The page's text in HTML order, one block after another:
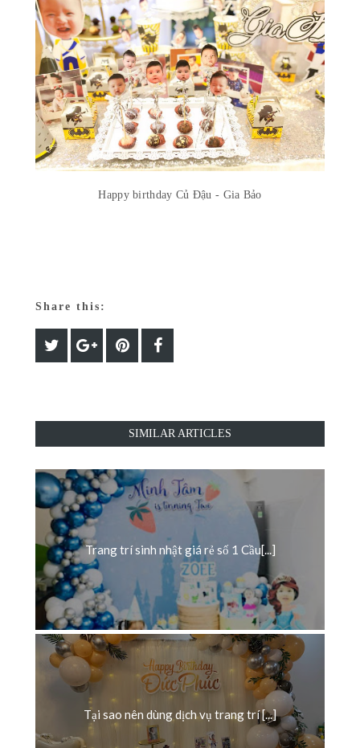
Happy birthday Củ Đậu - Gia Bảo
Share this:
SIMILAR ARTICLES
Trang trí sinh nhật giá rẻ số 1 Cầu[...]
Tại sao nên dùng dịch vụ trang trí [...]